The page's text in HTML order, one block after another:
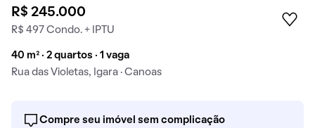
R$ 245.000
R$ 497 Condo. + IPTU
40 m² · 2 quartos · 1 vaga
Rua das Violetas, Igara · Canoas
Compre seu imóvel sem complicação